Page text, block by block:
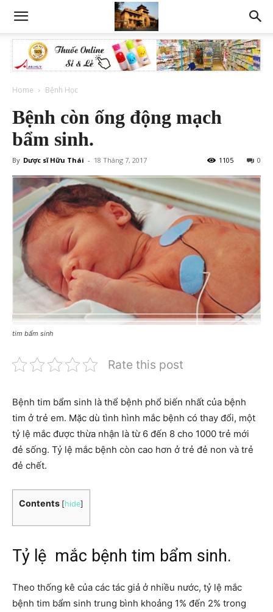
Home Bệnh Học
Bệnh còn ống động mạch
bẩm sinh.
By Dược sĩ Hữu Thái - 18 Tháng 7, 2017 0
1105
tim bẩm sinh
Rate this post
Bệnh tim bẩm sinh là thể bệnh phổ biến nhất của bệnh
tim ở trẻ em. Mặc dù tình hình mắc bệnh có thay đổi, một
tỷ lệ mắc được thừa nhận là từ 6 đến 8 cho 1000 trẻ mới
đẻ sống. Tỷ lệ mắc bệnh còn cao hơn ở trẻ đẻ non và trẻ
đẻ chết.
Contents [hide]
Tỷ lệ mắc bệnh tim bẩm sinh.
Theo thống kê của các tác giả ở nhiều nước, tỷ lệ mắc
bệnh tim bẩm sinh trung bình khoảng 1% đến 2% trong